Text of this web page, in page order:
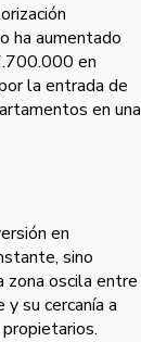
ha aumentado
en
la entrada de
en una
en
sino
zona oscila entre
su cercanía a